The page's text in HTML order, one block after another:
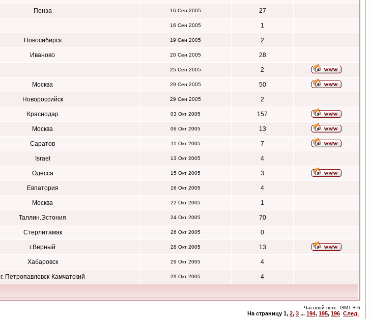
Пенза 16 Сен 2005 27
16 Сен 2005 1
Новосибирск 19 Сен 2005 2
Иваново 20 Сен 2005 28
25 Сен 2005 2
Москва 29 Сен 2005 50
Новороссийск 29 Сен 2005 2
Краснодар 03 Окт 2005 157
Москва 06 Окт 2005 13
Саратов 11 Окт 2005 7
Israel 13 Окт 2005 4
Одесса 15 Окт 2005 3
Евпатория 16 Окт 2005 4
Москва 22 Окт 2005 1
Таллин.Эстония 24 Окт 2005 70
Стерлитамак 26 Окт 2005 0
г.Верный 28 Окт 2005 13
Хабаровск 29 Окт 2005 4
г. Петропавловск-Камчатский 29 Окт 2005 4
Часовой пояс: GMT + 6
На страницу 1, 2, 3 ... 194, 195, 196 След.